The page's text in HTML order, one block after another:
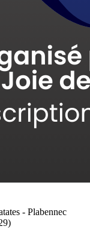
- Plabennec